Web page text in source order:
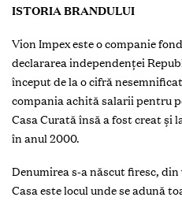
ISTORIA BRANDULUI
Vion Impex este o companie
declararea independenţei
început de la o cifră
compania achită salarii pentru
Casa Curată însă a fost creat şi
în anul 2000.
Denumirea s-a născut firesc,
Casa este locul unde se adună